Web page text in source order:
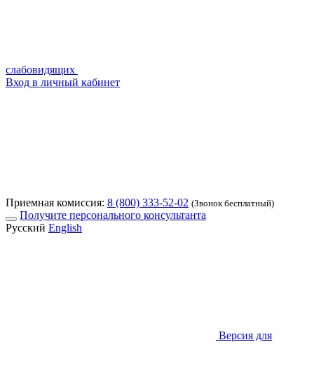
слабовидящих
Вход в личный кабинет
Приемная комиссия: 8 (800) 333-52-02 (Звонок бесплатный)
Получите персонального консультанта
Русский English
Версия для